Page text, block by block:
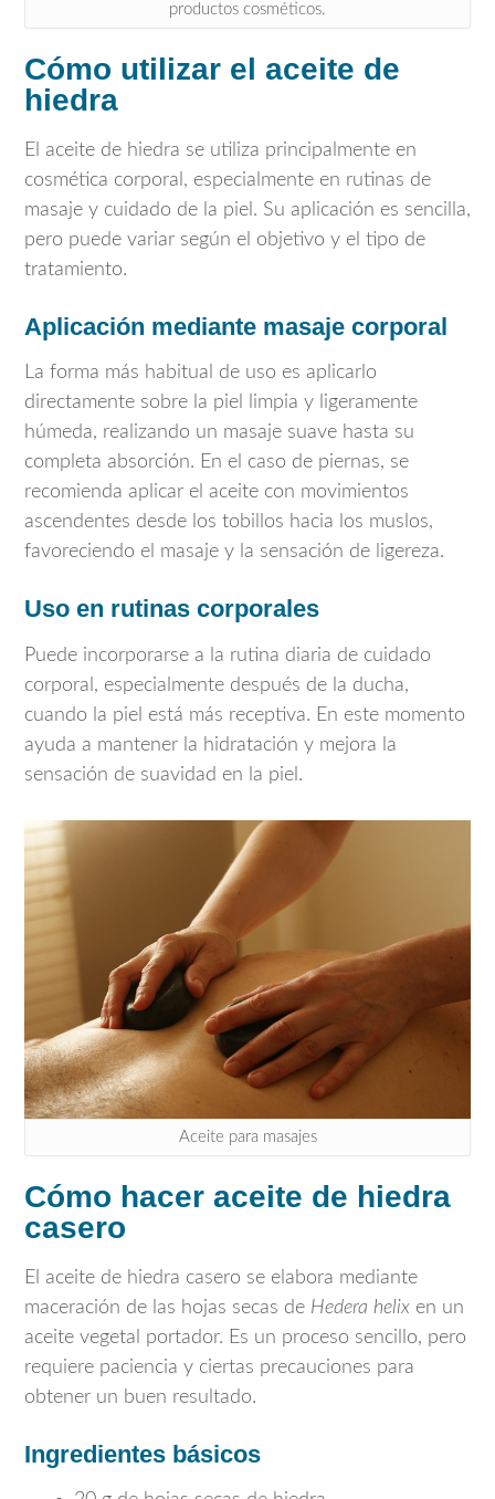
productos cosméticos.
Cómo utilizar el aceite de
hiedra
El aceite de hiedra se utiliza principalmente en
cosmética corporal, especialmente en rutinas de
masaje y cuidado de la piel. Su aplicación es sencilla,
pero puede variar según el objetivo y el tipo de
tratamiento.
Aplicación mediante masaje corporal
La forma más habitual de uso es aplicarlo
directamente sobre la piel limpia y ligeramente
húmeda, realizando un masaje suave hasta su
completa absorción. En el caso de piernas, se
recomienda aplicar el aceite con movimientos
ascendentes desde los tobillos hacia los muslos,
favoreciendo el masaje y la sensación de ligereza.
Uso en rutinas corporales
Puede incorporarse a la rutina diaria de cuidado
corporal, especialmente después de la ducha,
cuando la piel está más receptiva. En este momento
ayuda a mantener la hidratación y mejora la
sensación de suavidad en la piel.
Aceite para masajes
Cómo hacer aceite de hiedra
casero
El aceite de hiedra casero se elabora mediante
maceración de las hojas secas de Hedera helix en un
aceite vegetal portador. Es un proceso sencillo, pero
requiere paciencia y ciertas precauciones para
obtener un buen resultado.
Ingredientes básicos